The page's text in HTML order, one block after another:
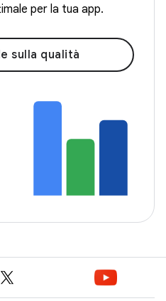
per la tua app.
sulla qualità